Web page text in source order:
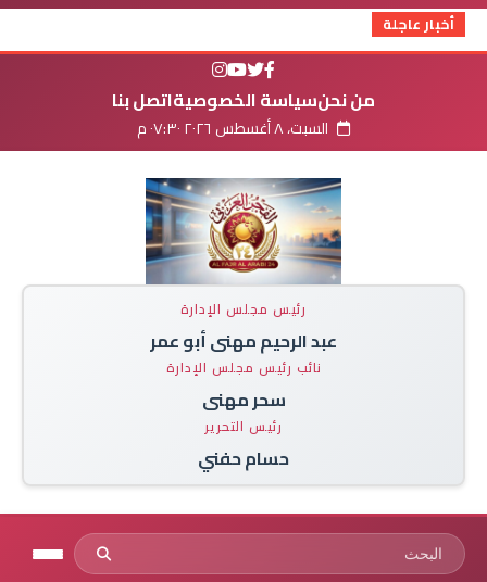
أخبار عاجلة
من نحنسياسة الخصوصيةاتصل بنا
السبت، ٨ أغسطس ٢٠٢٦ ٠٧:٣٠ م
رئيس مجلس الإدارة
عبد الرحيم مهنى أبو عمر
نائب رئيس مجلس الإدارة
سحر مهنى
رئيس التحرير
حسام حفني